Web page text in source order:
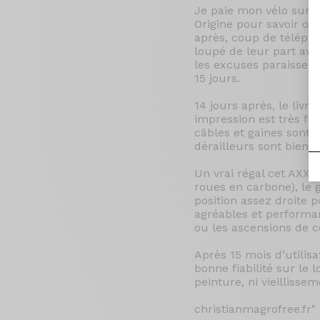
Je paie mon vélo sur
Origine pour savoir
après, coup de
loupé de leur part
les excuses
15 jours.
14 jours après, le
impression est très
câbles et gaines sont
dérailleurs sont bien
Un vrai régal cet
roues en carbone), le
position assez droite
agréables et
ou les ascensions de
Après 15 mois
bonne fiabilité sur le
peinture, ni
christianmagrofree.fr"